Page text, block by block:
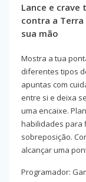
Lance e
contra a
sua mão
Mostra a tua
diferentes tipos
apuntas com
entre si e deixa
uma encaixe.
habilidades para
sobreposição.
alcançar uma
Programador: